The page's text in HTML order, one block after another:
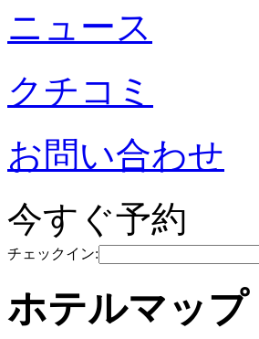
ニュース
クチコミ
お問い合わせ
今すぐ予約
チェックイン:
ホテルマップ